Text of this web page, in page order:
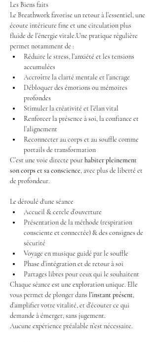
Les Biens faits
Le Breathwork favorise un retour à l’essentiel, une
écoute intérieure fine et une circulation plus
fluide de l’énergie vitale.Une pratique régulière
permet notamment de :
Réduire le stress, l’anxiété et les tensions
accumulées
Accroître la clarté mentale et l’ancrage
Débloquer des émotions ou mémoires
profondes
Stimuler la créativité et l’élan vital
Renforcer la présence à soi, la confiance et
l’alignement
Reconnecter au corps et au souffle comme
portails de transformation
C’est une voie directe pour habiter pleinement
son corps et sa conscience, avec plus de liberté et
de profondeur.
Le déroulé d'une séance
Accueil & cercle d’ouverture
Présentation de la méthode (respiration
consciente et connectée) & des consignes de
sécurité
Voyage en musique guidé par le souffle
Phase d’intégration et de retour à soi
Partages libres pour ceux qui le souhaitent
Chaque séance est une exploration unique. Elle
vous permet de plonger dans l’instant présent,
d’amplifier votre vitalité, et d’écouter ce qui
demande à émerger, sans jugement.
Aucune expérience préalable n’est nécessaire.